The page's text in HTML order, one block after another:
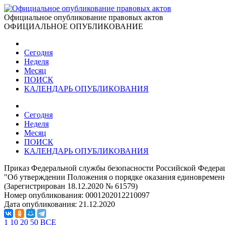
Официальное опубликование правовых актов
ОФИЦИАЛЬНОЕ ОПУБЛИКОВАНИЕ
Сегодня
Неделя
Месяц
ПОИСК
КАЛЕНДАРЬ ОПУБЛИКОВАНИЯ
Сегодня
Неделя
Месяц
ПОИСК
КАЛЕНДАРЬ ОПУБЛИКОВАНИЯ
Приказ Федеральной службы безопасности Российской
"Об утверждении Положения о порядке оказания
(Зарегистрирован 18.12.2020 № 61579)
Номер опубликования: 0001202012210097
Дата опубликования: 21.12.2020
1 10 20 50 ВСЕ